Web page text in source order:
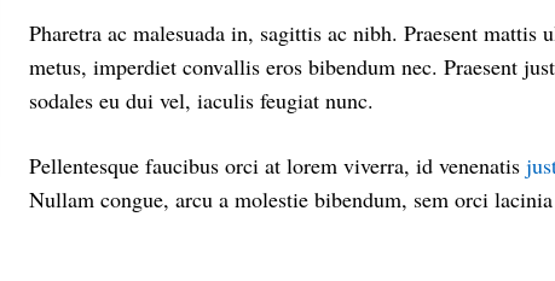
Pharetra ac malesuada in, sagittis ac nibh. Praesent mattis
metus, imperdiet convallis eros bibendum nec. Praesent
sodales eu dui vel, iaculis feugiat nunc.
Pellentesque faucibus orci at lorem viverra, id venenatis
Nullam congue, arcu a molestie bibendum, sem orci